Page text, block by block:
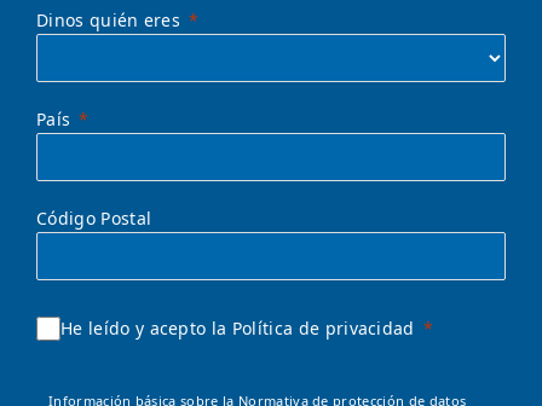
Dinos quién eres
País
Código Postal
He leído y acepto la Política de privacidad
Información básica sobre la Normativa de protección de datos